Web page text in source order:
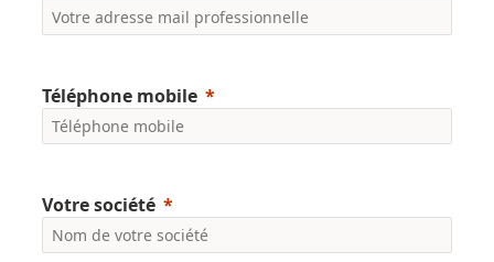
Téléphone mobile
Votre société